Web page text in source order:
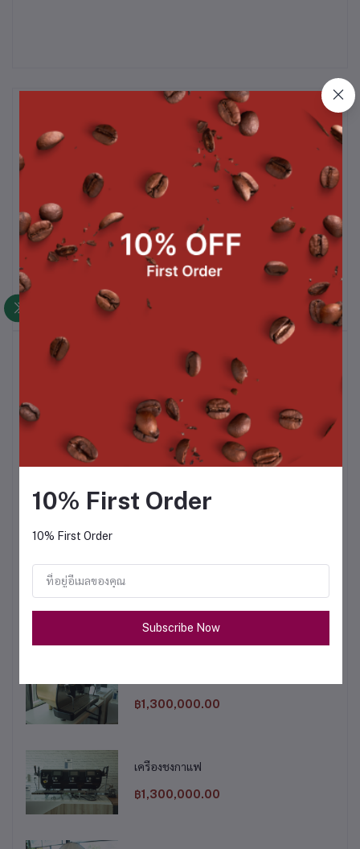
เครื่องบดกาแฟ Mazzer
Electronic, White
฿81,700.00
เครื่องชงกาแฟ
สินค้าขายดี
เครื่องชงกาแฟ
฿1,000,000.00
เครื่องชงกาแฟ
฿1,200,000.00
฿1,300,000.00
เครื่องชงกาแฟ
฿1,300,000.00
10% First Order
10% First Order
Subscribe Now